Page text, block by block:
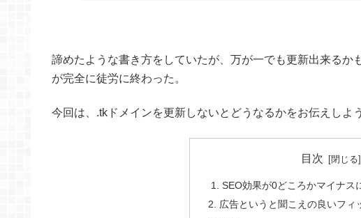
諦めたような書き方をしていたが、万が一でも更新出来る
が完全に徒労に終わった。
今回は、.tkドメインを更新しないとどうなるかをお伝えしよう
目次
1. SEO効果が0どころかマイナス
2. 広告というと聞こえの良いフィ